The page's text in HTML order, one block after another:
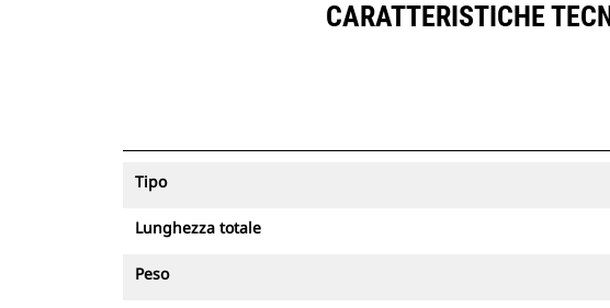
CARATTERISTICHE
Tipo
Lunghezza totale
Peso